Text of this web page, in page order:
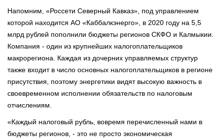
Напомним, «Россети Северный Кавказ», под управлением
которой находится АО «Каббалкэнерго», в 2020 году на 5,5
млрд рублей пополнили бюджеты регионов СКФО и Калмыкии.
Компания - один из крупнейших налогоплательщиков
макрорегиона. Каждая из дочерних управляемых структур
также входит в число основных налогоплательщиков в регионе
присутствия, поэтому энергетики видят высокую важность в
своевременном исполнении обязательств по налоговым
отчислениям.
«Каждый налоговый рубль, вовремя перечисленный нами в
бюджеты регионов, - это не просто экономическая